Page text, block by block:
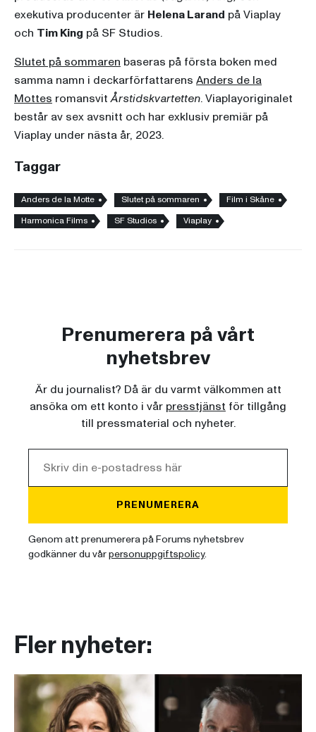
exekutiva producenter är Helena Larand på Viaplay
och Tim King på SF Studios.
Slutet på sommaren baseras på första boken med
samma namn i deckarförfattarens Anders de la
Mottes romansvitÅrstidskvartetten. Viaplayoriginalet
består av sex avsnitt och har exklusiv premiär på
Viaplay under nästa år, 2023.
Taggar
Anders de la Motte Slutet på sommaren
Film i Skåne
Harmonica Films
SF Studios Viaplay
Prenumerera på vårt
nyhetsbrev
Är du journalist? Då är du varmt välkommen att
ansöka om ett konto i vår presstjänst för tillgång
till pressmaterial och nyheter.
PRENUMERERA
Genom att prenumerera på Forums nyhetsbrev
godkänner du vårpersonuppgiftspolicy.
Fler nyheter: